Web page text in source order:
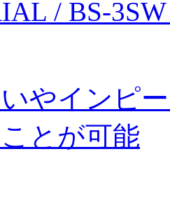
/ BS-
やインピ
とが可能